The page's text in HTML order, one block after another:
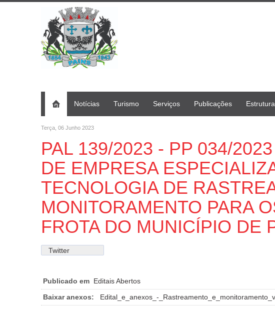
Notícias Turismo Serviços Publicações
Terça, 06 Junho 2023
PAL 139/2023 - PP 034/
DE EMPRESA
TECNOLOGIA DE
MONITORAMENTO PARA
FROTA DO MUNICÍPIO DE
Twitter
Publicado em Editais Abertos
Baixar anexos:
Edital_e_anexos_-